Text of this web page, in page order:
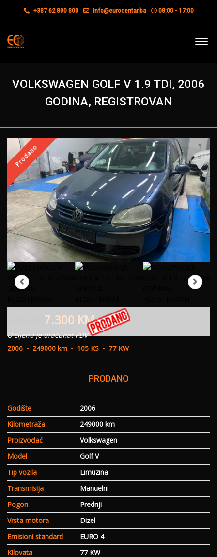
+387 62 800 800 info@eurocentar.ba 08:00 - 17:00
VOLKSWAGEN GOLF V 1.9 TDI, 2006
GODINA, REGISTROVAN
Prodano
7.300 KM
U cijenu je uračunat PDV
2006
249000 km 105 KS 77 KW
PRODANO
Godište
2006
Kilometraža
249000 km
Proizvođać
Volkswagen
Model
Golf V
Tip vozila
Limuzina
Transmisija
Manuelni
Pogon
Prednji
Vrsta motora
Dizel
Emisioni standard
EURO 4
Kilovata
77 KW